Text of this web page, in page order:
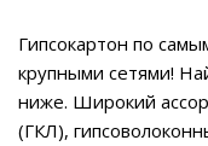
Гипсокартон по
крупными сетями!
ниже. Широкий
(ГКЛ),